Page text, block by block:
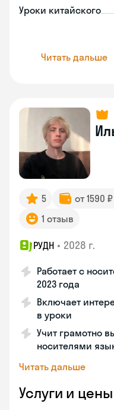
Уроки китайского
Читать дальше
5 от 1590
1 отзыв
РУДН • 2028 г.
Работает с
2023 года
Включает
в уроки
Учит грамотно
носителями
Читать дальше
Услуги и цены